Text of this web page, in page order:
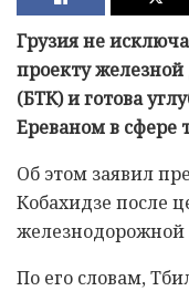
Грузия не
проекту железной
(БТК) и готова
Ереваном в сфере
Об этом заявил
Кобахидзе после
По его словам,